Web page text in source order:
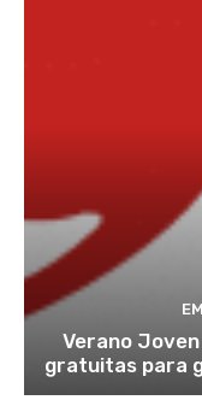
Verano
gratuitas para